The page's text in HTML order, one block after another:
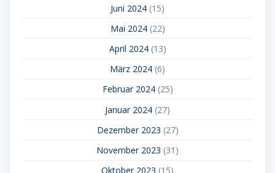
Juni 2024 (15)
Mai 2024(22)
April 2024(13)
März 2024 (6)
Februar 2024(25)
Januar 2024 (27)
Dezember 2023 (27)
November 2023 (31)
Oktober 2023 (15)